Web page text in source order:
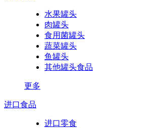
水果罐头
肉罐头
食用菌罐头
蔬菜罐头
鱼罐头
其他罐头食品
更多
进口食品
进口零食